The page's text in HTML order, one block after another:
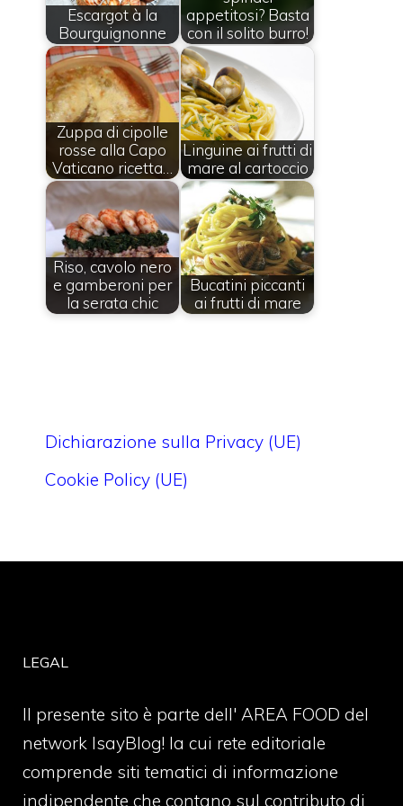
Escargot à la
Bourguignonne
appetitosi? Basta
con il solito burro!
Zuppa di cipolle
rosse alla Capo
Vaticano ricetta…
Linguine ai frutti di
mare al cartoccio
Riso, cavolo nero
e gamberoni per
la serata chic
Bucatini piccanti
ai frutti di mare
Dichiarazione sulla Privacy (UE)
Cookie Policy (UE)
LEGAL
Il presente sito è parte dell' AREA FOOD del
network IsayBlog! la cui rete editoriale
comprende siti tematici di informazione
indipendente che contano sul contributo di